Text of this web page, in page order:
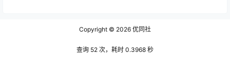
Copyright © 2026 优同社
查询 52 次，耗时 0.3968 秒